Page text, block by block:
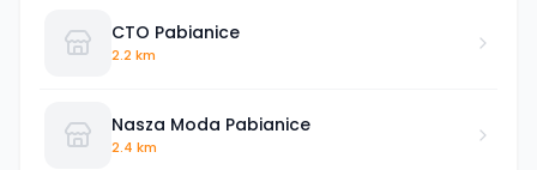
CTO Pabianice
2.2 km
Nasza Moda Pabianice
2.4 km